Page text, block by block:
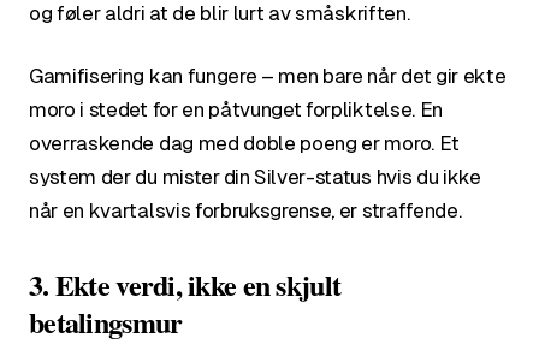
og føler aldri at de blir lurt av småskriften.
Gamifisering kan fungere – men bare når det gir ekte
moro i stedet for en påtvunget forpliktelse. En
overraskende dag med doble poeng er moro. Et
system der du mister din Silver-status hvis du ikke
når en kvartalsvis forbruksgrense, er straffende.
3. Ekte verdi, ikke en skjult
betalingsmur